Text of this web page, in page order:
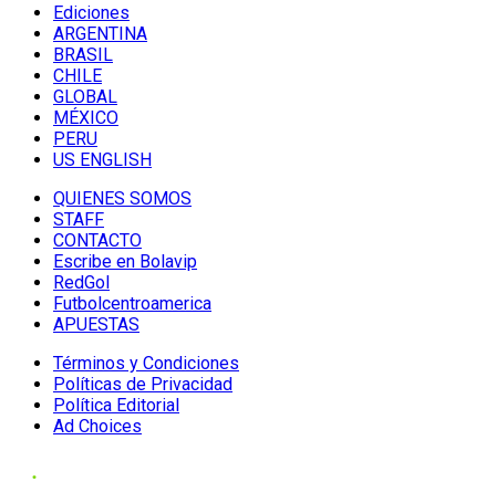
Ediciones
ARGENTINA
BRASIL
CHILE
GLOBAL
MÉXICO
PERU
US ENGLISH
QUIENES SOMOS
STAFF
CONTACTO
Escribe en Bolavip
RedGol
Futbolcentroamerica
APUESTAS
Términos y Condiciones
Políticas de Privacidad
Política Editorial
Ad Choices